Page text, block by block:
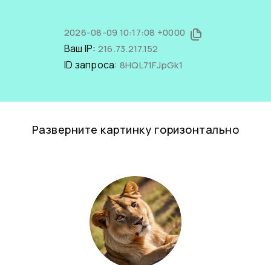
2026-08-09 10:17:08 +0000
Ваш IP: 216.73.217.152
ID запроса: 8HQL71FJpGk1
Разверните картинку горизонтально